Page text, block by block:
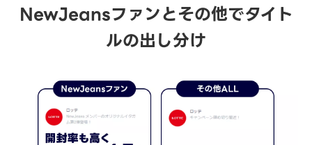
NewJeansファンとその他でタイト
ルの出し分け